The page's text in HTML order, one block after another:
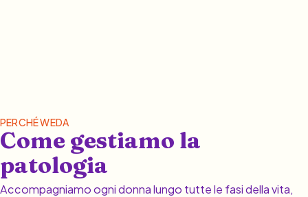
PERCHÉ WEDA
Come gestiamo la
patologia
Accompagniamo ogni donna lungo tutte le fasi della vita,